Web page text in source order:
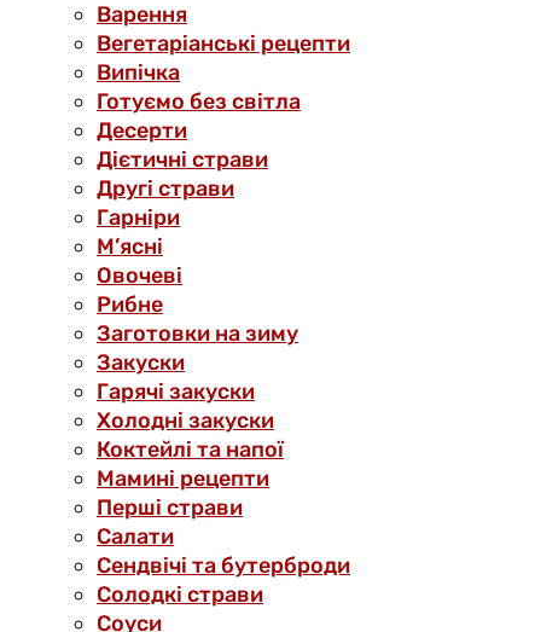
Варення
Вегетаріанські рецепти
Випічка
Готуємо без світла
Десерти
Дієтичні страви
Другі страви
Гарніри
М’ясні
Овочеві
Рибне
Заготовки на зиму
Закуски
Гарячі закуски
Холодні закуски
Коктейлі та напої
Мамині рецепти
Перші страви
Салати
Сендвічі та бутерброди
Солодкі страви
Соуси